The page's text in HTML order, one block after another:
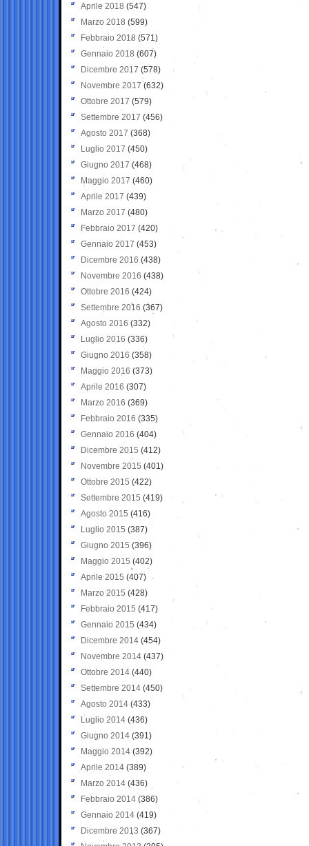
Aprile 2018 (547)
Marzo 2018 (599)
Febbraio 2018 (571)
Gennaio 2018 (607)
Dicembre 2017 (578)
Novembre 2017 (632)
Ottobre 2017 (579)
Settembre 2017 (456)
Agosto 2017 (368)
Luglio 2017 (450)
Giugno 2017 (468)
Maggio 2017 (460)
Aprile 2017 (439)
Marzo 2017 (480)
Febbraio 2017 (420)
Gennaio 2017 (453)
Dicembre 2016 (438)
Novembre 2016 (438)
Ottobre 2016 (424)
Settembre 2016 (367)
Agosto 2016 (332)
Luglio 2016 (336)
Giugno 2016 (358)
Maggio 2016 (373)
Aprile 2016 (307)
Marzo 2016 (369)
Febbraio 2016 (335)
Gennaio 2016 (404)
Dicembre 2015 (412)
Novembre 2015 (401)
Ottobre 2015 (422)
Settembre 2015 (419)
Agosto 2015 (416)
Luglio 2015 (387)
Giugno 2015 (396)
Maggio 2015 (402)
Aprile 2015 (407)
Marzo 2015 (428)
Febbraio 2015 (417)
Gennaio 2015 (434)
Dicembre 2014 (454)
Novembre 2014 (437)
Ottobre 2014 (440)
Settembre 2014 (450)
Agosto 2014 (433)
Luglio 2014 (436)
Giugno 2014 (391)
Maggio 2014 (392)
Aprile 2014 (389)
Marzo 2014 (436)
Febbraio 2014 (386)
Gennaio 2014 (419)
Dicembre 2013 (367)